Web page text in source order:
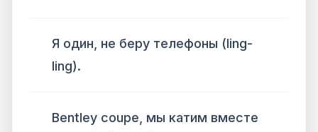
Я один, не беру телефоны (ling-
ling).
Bentley coupe, мы катим вместе